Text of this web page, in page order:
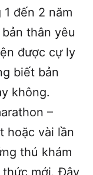
đến 2 năm
thân yêu
được cự ly
biết bản
không.
–
hoặc vài lần
thú khám
thức mới. Đây